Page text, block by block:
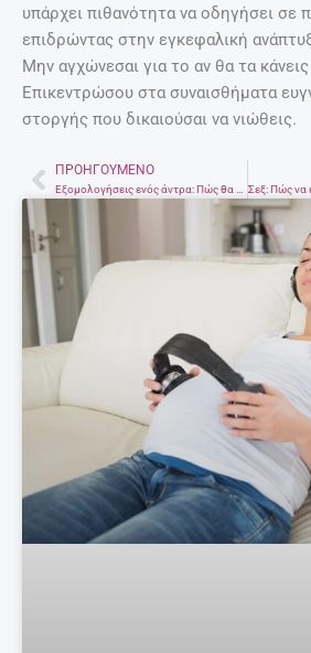
υπάρχει πιθανότητα να οδηγήσει σε
επιδρώντας στην εγκεφαλική
Μην αγχώνεσαι για το αν θα τα
Επικεντρώσου στα συναισθήματα
στοργής που δικαιούσαι να νιώθεις.
PrevΠΡΟΗΓΟΎΜΕΝΟ
Εξομολογήσεις ενός άντρα: Πώς θα κερδίσετε την εμπιστοσύνη μας (μια και για πάντα)